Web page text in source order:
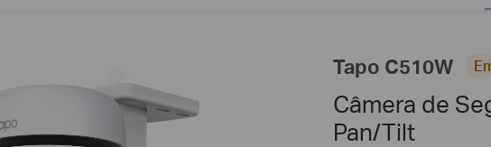
Tapo C510W
Câmera de
Pan/Tilt